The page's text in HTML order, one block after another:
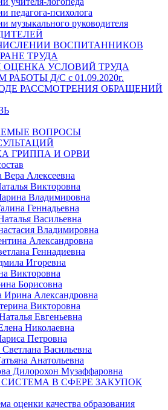
педагога-психолога
музыкального руководителя
ВОСПИТАННИКОВ
ТРУДА
УСЛОВИЙ ТРУДА
Д/С с 01.09.2020г.
РАССМОТРЕНИЯ ОБРАЩЕНИЙ
ВОПРОСЫ
ГРИППА И ОРВИ
Вера Алексеевна
Викторовна
Владимировна
Геннадьевна
Васильевна
Владимировна
Александровна
Геннадиевна
Игоревна
Викторовна
Борисовна
Ирина Александровна
Викторовна
Евгеньевна
Николаевна
Петровна
Васильевна
Анатольевна
Дилорохон Музаффаровна
В СФЕРЕ ЗАКУПОК
оценки качества образования